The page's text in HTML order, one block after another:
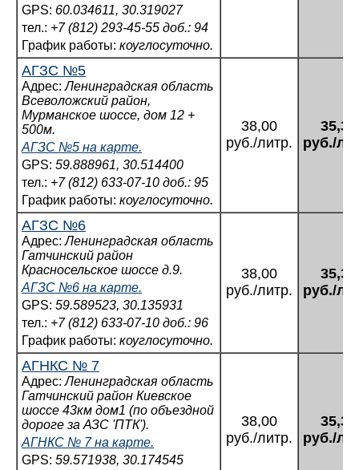
GPS: 60.034611, 30.319027
тел.: +7 (812) 293-45-55 доб.: 94
График работы: коуглосуточно.
АГЗС №5
Адрес:Ленинградская область
Всеволожский район,
Мурманское шоссе, дом 12 +
500м.
АГЗС №5 на карте.
GPS: 59.888961, 30.514400
тел.: +7 (812) 633-07-10 доб.: 95
График работы: коуглосуточно.
38,00
руб./литр.
35,34
руб./
АГЗС №6
Адрес:Ленинградская область
Гатчинский район
Красносельское шоссе д.9.
АГЗС №6 на карте.
GPS: 59.589523, 30.135931
тел.: +7 (812) 633-07-10 доб.: 96
График работы: коуглосуточно.
38,00
руб./литр.
35,34
руб./
АГНКС № 7
Адрес:Ленинградская область
Гатчинский район Киевское
шоссе 43км дом1 (по объездной
дороге за АЗС 'ПТК').
АГНКС № 7 на карте.
GPS: 59.571938, 30.174545
38,00
руб./литр.
35,34
руб./